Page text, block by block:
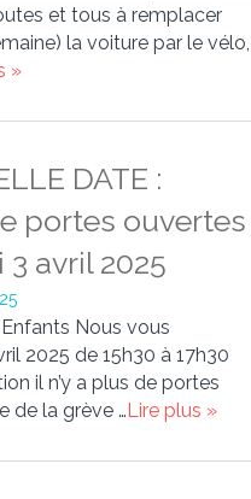
et tous à remplacer
la voiture par le vélo,
»
DATE :
portes ouvertes
3 avril 2025
Nous vous
2025 de 15h30 à 17h30
il n’y a plus de portes
de la grève …Lire plus »